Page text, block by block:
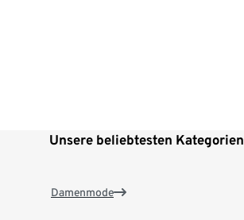
Unsere beliebtesten Kategorien
Damenmode